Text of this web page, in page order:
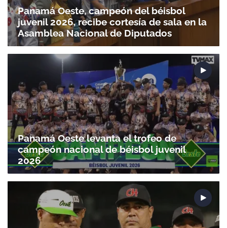
Panamá Oeste, campeón del béisbol
juvenil 2026, recibe cortesía de sala en la
Asamblea Nacional de Diputados
Panamá Oeste levanta el trofeo de
campeón nacional de béisbol juvenil
2026